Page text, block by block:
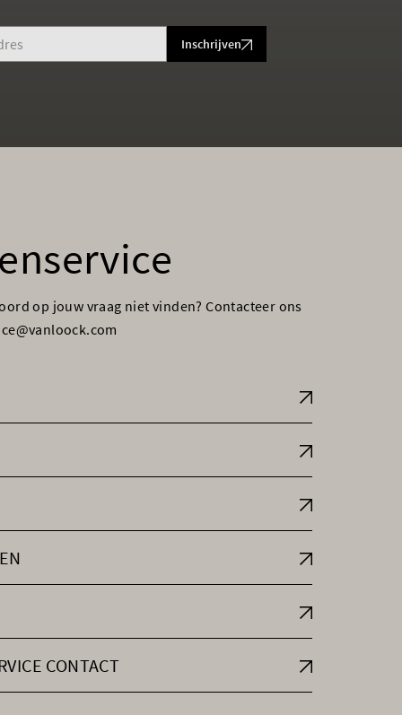
Inschrijven
op jouw vraag niet vinden? Contacteer ons
CONTACT